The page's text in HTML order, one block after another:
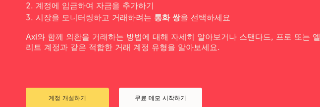
계정에 입금하여 자금을 추가하기
시장을 모니터링하고 거래하려는 통화 쌍을 선택하세요
Axi와 함께 외환을 거래하는 방법에 대해 자세히 알아보거나 스탠다드, 프로 또는 엘
리트 계정과 같은 적합한 거래 계정 유형을 알아보세요.
계정 개설하기 무료 데모 시작하기